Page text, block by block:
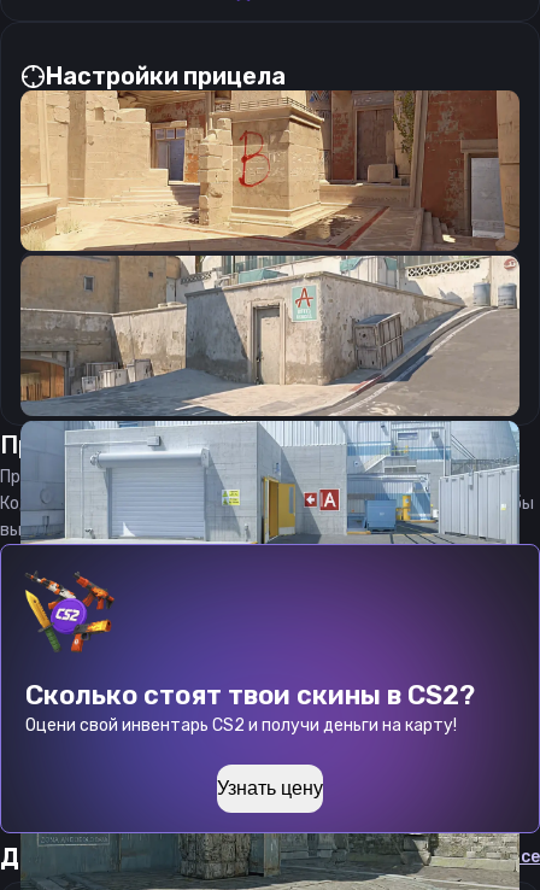
Настройки прицела
CSGO-u7Wyv-n7HTS-hikVU-PHuYz-HsnkP
Скопировать
Прицеллукизот08.08.2026
Прицел lukiz является актуальным на
08.08.2026
Код прицела
CS 2 стараемся еженедельно обновлять, чтобы
вы могли играть с актуальными настройками игрока.
Сколько стоят твои скины в CS2?
Оцени свой инвентарь CS2 и получи деньги на карту!
Узнать цену
Другие прицелы Cмотреть все